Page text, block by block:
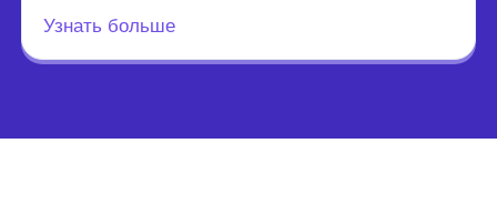
Узнать больше